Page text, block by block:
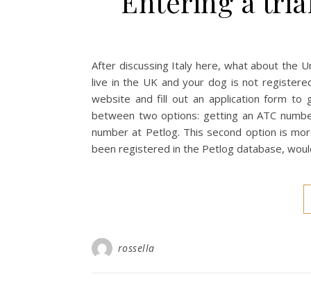
After discussing Italy here, what about the
live in the UK and your dog is not
website and fill out an application form to
between two options: getting an ATC
number at Petlog. This second option is
been registered in the Petlog database,
rossella